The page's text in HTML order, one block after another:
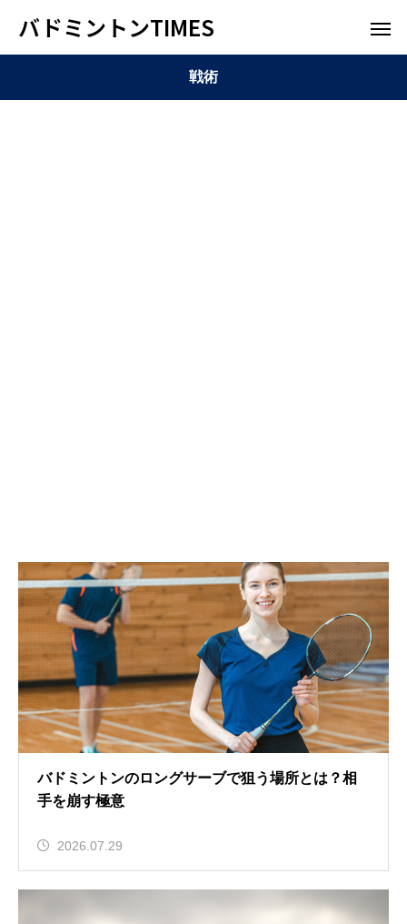
バドミントンTIMES
戦術
バドミントンのロングサーブで狙う場所とは？相
手を崩す極意
2026.07.29